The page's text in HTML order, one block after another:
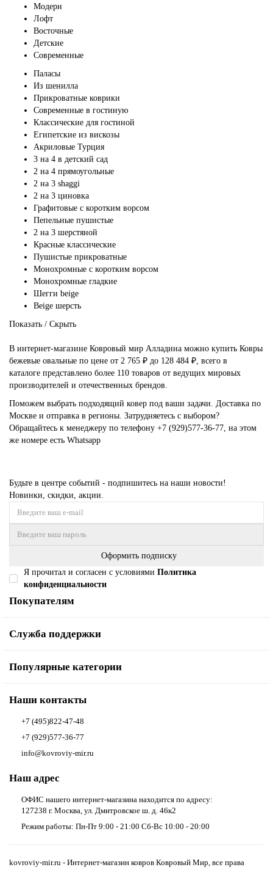
Модерн
Лофт
Восточные
Детские
Современные
Паласы
Из шенилла
Прикроватные коврики
Современные в гостиную
Классические для гостиной
Египетские из вискозы
Акриловые Турция
3 на 4 в детский сад
2 на 4 прямоугольные
2 на 3 shaggi
2 на 3 циновка
Графитовые с коротким ворсом
Пепельные пушистые
2 на 3 шерстяной
Красные классические
Пушистые прикроватные
Монохромные с коротким ворсом
Монохромные гладкие
Шегги beige
Beige шерсть
Показать / Скрыть
В интернет-магазине Ковровый мир Алладина можно купить Ковры
бежевые овальные по цене от 2 765 ₽ до 128 484 ₽, всего в
каталоге представлено более 110 товаров от ведущих мировых
производителей и отечественных брендов.
Поможем выбрать подходящий ковер под ваши задачи. Доставка по
Москве и отправка в регионы. Затрудняетесь с выбором?
Обращайтесь к менеджеру по телефону +7 (929)577-36-77, на этом
же номере есть Whatsapp
Будьте в центре событий - подпишитесь на наши новости!
Новинки, скидки, акции.
Оформить подписку
Я прочитал и согласен с условиями Политика
конфиденциальности
Покупателям
Служба поддержки
Популярные категории
Наши контакты
+7 (495)822-47-48
+7 (929)577-36-77
info@kovroviy-mir.ru
Наш адрес
ОФИС нашего интернет-магазина находится по адресу:
127238 г. Москва, ул. Дмитровское ш. д. 46к2
Режим работы: Пн-Пт 9:00 - 21:00 Сб-Вс 10:00 - 20:00
kovroviy-mir.ru - Интернет-магазин ковров Ковровый Мир, все права